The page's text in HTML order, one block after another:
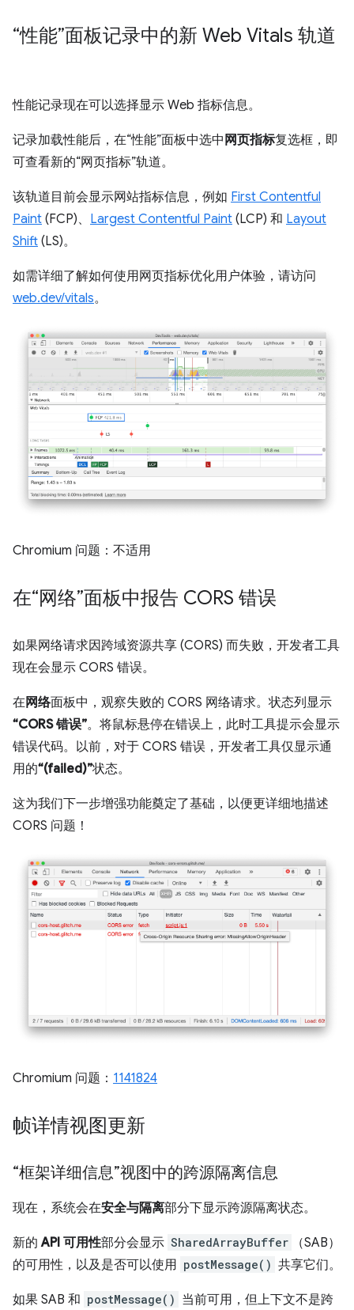
“性能”面板记录中的新 Web Vitals 轨道
性能记录现在可以选择显示 Web 指标信息。
记录加载性能后，在“性能”面板中选中 网页指标复选框，即
可查看新的“网页指标”轨道。
该轨道目前会显示网站指标信息，例如 First Contentful
Paint (FCP)、 Largest Contentful Paint (LCP) 和 Layout
Shift (LS)。
如需详细了解如何使用网页指标优化用户体验，请访问
web.dev/vitals。
Chromium 问题：不适用
在“网络”面板中报告 CORS 错误
如果网络请求因跨域资源共享 (CORS) 而失败，开发者工具
现在会显示 CORS 错误。
在 网络面板中，观察失败的 CORS 网络请求。状态列显示
“CORS 错误”。将鼠标悬停在错误上，此时工具提示会显示
错误代码。以前，对于 CORS 错误，开发者工具仅显示通
用的“(failed)”状态。
这为我们下一步增强功能奠定了基础，以便更详细地描述
CORS 问题！
Chromium 问题： 1141824
帧详情视图更新
“框架详细信息”视图中的跨源隔离信息
现在，系统会在安全与隔离部分下显示跨源隔离状态。
新的API 可用性部分会显示 SharedArrayBuffer
（SAB）
的可用性，以及是否可以使用 postMessage() 共享它们。
如果 SAB 和 postMessage() 当前可用，但上下文不是跨